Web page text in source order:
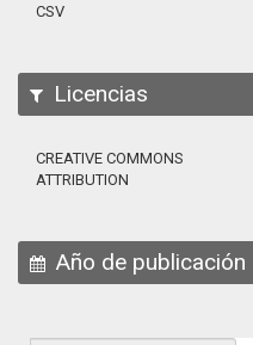
CSV
Licencias
CREATIVE COMMONS
ATTRIBUTION
Año de publicación